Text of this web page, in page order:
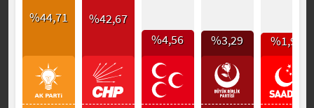
%44,71 %42,67
%4,56 %3,29 %1,92